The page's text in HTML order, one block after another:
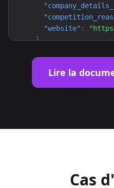
"website" :
},
Lire la
Cas